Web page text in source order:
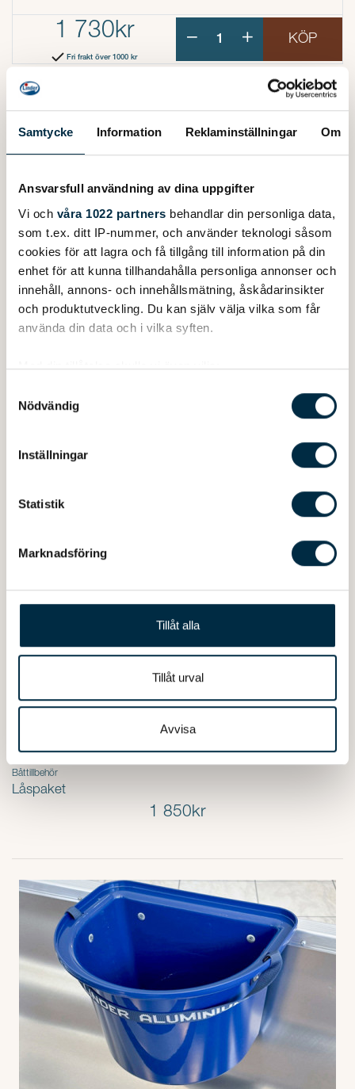
Samtycke Information Reklaminställningar Om
Ansvarsfull användning av dina uppgifter
Vi och våra 1022 partners behandlar din personliga data,
som t.ex. ditt IP-nummer, och använder teknologi såsom
cookies för att lagra och få tillgång till information på din
enhet för att kunna tillhandahålla personliga annonser och
innehåll, annons- och innehållsmätning, åskådarinsikter
och produktutveckling. Du kan själv välja vilka som får
använda din data och i vilka syften.
Med din tillåtelse skulle vi även vilja:
som kan ha en noggrannhet på upp till flera meter
Ta reda på mer om hur dina personliga uppgifter
Du kan ändra eller dra tillbaka ditt samtycke när som
Vi använder enhetsidentifierare för att anpassa innehållet
vidarebefordrar även sådana identifierare och annan
annons- och analysföretag som vi samarbetar med.
Dessa kan i sin tur kombinera informationen med annan
samlat in när du har använt deras tjänster.
Nödvändig
Inställningar
Statistik
Marknadsföring
Tillåt alla
Tillåt urval
Avvisa
1 730kr
Fri frakt över 1000 kr
KÖP
FLER PRODUKTER
Båttillbehör
Låspaket
1 850kr